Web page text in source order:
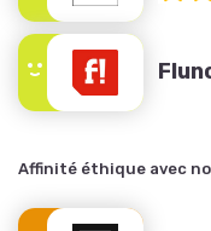
Affinité éthique avec